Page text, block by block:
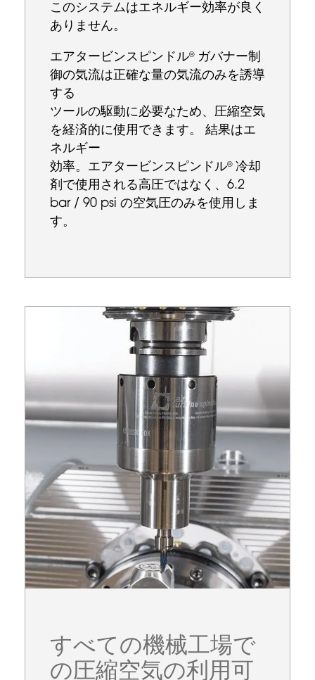
このシステムはエネルギー効率が良く
ありません。
エアタービンスピンドル®ガバナー制
御の気流は正確な量の気流のみを誘導
する
ツールの駆動に必要なため、圧縮空気
を経済的に使用できます。 結果はエ
ネルギー
効率。エアタービンスピンドル®冷却
剤で使用される高圧ではなく、6.2
bar / 90 psi の空気圧のみを使用しま
す。
すべての機械工場で
の圧縮空気の利用可